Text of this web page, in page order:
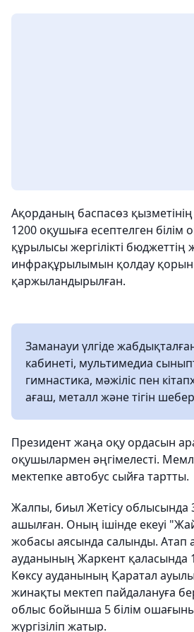
Ақорданың баспасөз
1200 оқушыға есептелген
құрылысы жергілікті бюджеттің
инфрақұрылымын қолдау
қаржыландырылған.
Заманауи үлгіде
кабинеті, мультимедиа
гимнастика, мәжіліс пен
ағаш, металл және тігін
Президент жаңа оқу ордасын
оқушылармен әңгімелесті.
мектепке автобус сыйға тартты.
Жалпы, биыл Жетісу облысында
ашылған. Оның ішінде екеуі
жобасы аясында салынды. Атап
ауданының Жаркент қаласында
Көксу ауданының Қаратал
жинақты мектеп пайдалануға
облыс бойынша 5 білім
жүргізіліп жатыр.